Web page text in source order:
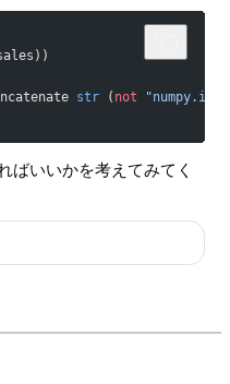
str ( not
ばいいかを考えてみてく